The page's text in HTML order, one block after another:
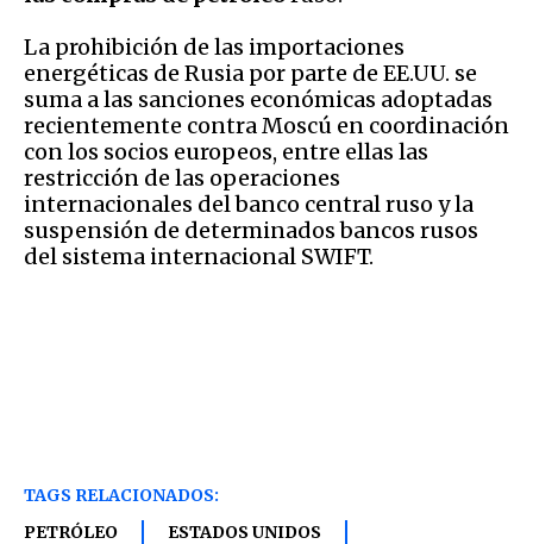
La prohibición de las importaciones
energéticas de Rusia por parte de EE.UU. se
suma a las sanciones económicas adoptadas
recientemente contra Moscú en coordinación
con los socios europeos, entre ellas las
restricción de las operaciones
internacionales del banco central ruso y la
suspensión de determinados bancos rusos
del sistema internacional SWIFT.
TAGS RELACIONADOS:
PETRÓLEO
ESTADOS UNIDOS